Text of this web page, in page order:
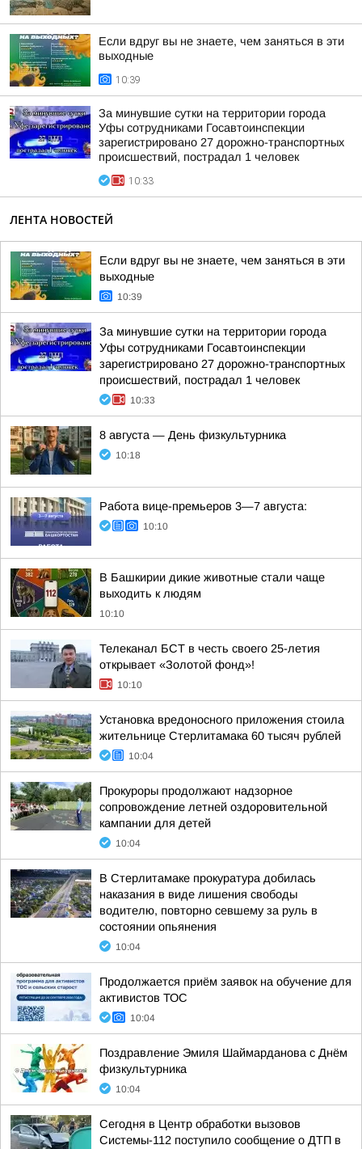
Если вдруг вы не знаете, чем заняться в эти
выходные
10:39
За минувшие сутки на территории города
Уфы сотрудниками Госавтоинспекции
зарегистрировано 27 дорожно-транспортных
происшествий, пострадал 1 человек
10:33
ЛЕНТА НОВОСТЕЙ
Если вдруг вы не знаете, чем заняться в эти
выходные
10:39
За минувшие сутки на территории города
Уфы сотрудниками Госавтоинспекции
зарегистрировано 27 дорожно-транспортных
происшествий, пострадал 1 человек
10:33
8 августа — День физкультурника
10:18
Работа вице-премьеров 3—7 августа:
10:10
В Башкирии дикие животные стали чаще
выходить к людям
10:10
Телеканал БСТ в честь своего 25-летия
открывает «Золотой фонд»!
10:10
Установка вредоносного приложения стоила
жительнице Стерлитамака 60 тысяч рублей
10:04
Прокуроры продолжают надзорное
сопровождение летней оздоровительной
кампании для детей
10:04
В Стерлитамаке прокуратура добилась
наказания в виде лишения свободы
водителю, повторно севшему за руль в
состоянии опьянения
10:04
Продолжается приём заявок на обучение для
активистов ТОС
10:04
Поздравление Эмиля Шаймарданова с Днём
физкультурника
10:04
Сегодня в Центр обработки вызовов
Системы-112 поступило сообщение о ДТП в